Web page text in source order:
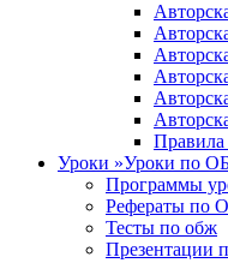
Правила
Уроки »Уроки по
Программы
Рефераты по
Тесты по обж
Презентации